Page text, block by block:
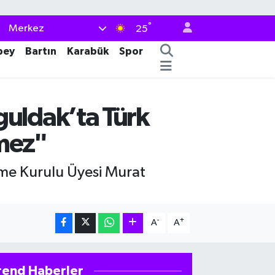
Merkez 25°
Bartın Karabük
Spor
Türk
Kurulu Üyesi Murat
A- A+
Haberler